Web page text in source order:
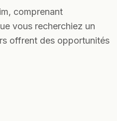
comprenant
vous recherchiez un
offrent des opportunités